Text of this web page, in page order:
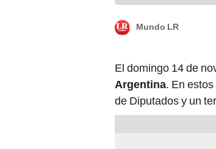
Mundo LR
El domingo 14 de
Argentina. En
de Diputados y un